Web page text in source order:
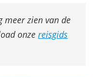
meer zien van de
onze reisgids